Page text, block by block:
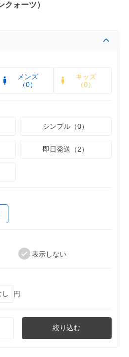
クォーツ）
メンズ
（0）
キッズ
（0）
シンプル（0）
即日発送（2）
表示しない
円
絞り込む